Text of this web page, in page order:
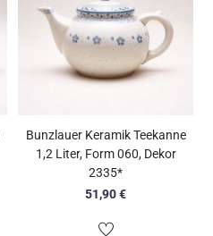
Bunzlauer Keramik Teekanne
1,2 Liter, Form 060, Dekor
2335*
51,90€